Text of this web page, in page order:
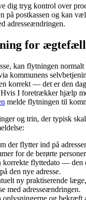
dig tryg kontrol over
på postkassen og kan
adresseændringen.
for
kan flytningen
kommunens
korrekt — det er den
Hvis I foretrækker hjælp
melde flytningen til
og trin, der typisk
der flytter ind på
for de berørte
korrekte flyttedato — den
den nye adresse.
ny praktiserende
med adresseændringen.
oplysningerne og bekræft